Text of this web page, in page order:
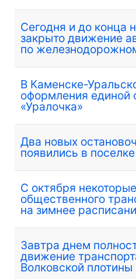
Сегодня и до конца
закрыто движение
по
В Каменске-
оформления единой
«Уралочка»
Два новых
появились в
С октября
общественного
на зимнее
Завтра днем
движение
Волковской плотины